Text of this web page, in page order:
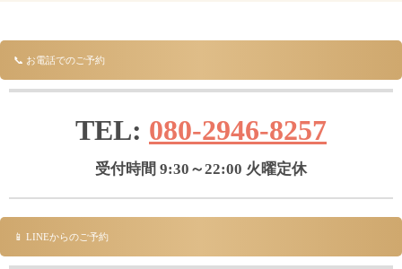
📞 お電話でのご予約
TEL: 080-2946-8257
受付時間 9:30～22:00 火曜定休
📱 LINEからのご予約